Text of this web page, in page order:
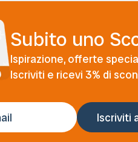
Subito uno
Ispirazione, offerte
Iscriviti e ricevi 3% di